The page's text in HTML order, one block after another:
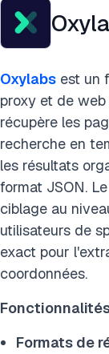
Oxylabs est un
proxy et de web
récupère les
recherche en
les résultats
format JSON.
ciblage au
utilisateurs de
exact pour
coordonnées.
Formats de